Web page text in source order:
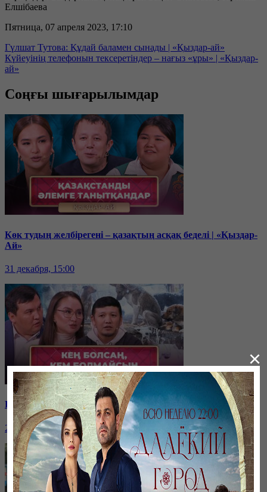
Елшібаева
Пятница, 07 апреля 2023, 17:10
Гүлшат Тутова: Құдай баламен сынады | «Қыздар-ай»
Күйеуінің телефонын тексеретіндер – нағыз «ұры» | «Қыздар-
ай»
Соңғы шығарылымдар
Көк тудың желбірегені – қазақтың асқақ беделі | «Қыздар-
Ай»
31 декабря, 15:00
Қайырымдылық – қадірлі іс | «Қыздар-Ай»
20 декабря, 17:00
×